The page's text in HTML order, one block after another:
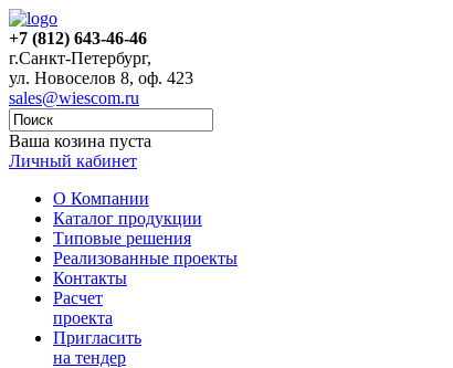
+7 (812) 643-46-46
г.Санкт-Петербург,
ул. Новоселов 8, оф. 423
sales@wiescom.ru
Ваша козина пуста
Личный кабинет
О Компании
Каталог продукции
Типовые решения
Реализованные проекты
Контакты
Расчет
проекта
Пригласить
на тендер